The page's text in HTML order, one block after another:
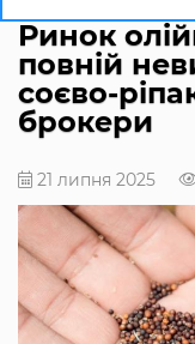
Ринок
повній
соєво-
брокери
21 липня 2025